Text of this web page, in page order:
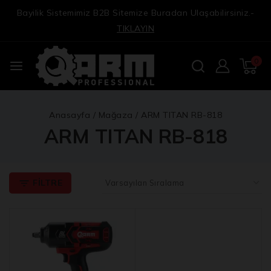
Bayilik Sistemimiz B2B Sitemize Buradan Ulaşabilirsiniz.-
TIKLAYIN
0
Anasayfa / Mağaza / ARM TITAN RB-818
ARM TITAN RB-818
FILTRE